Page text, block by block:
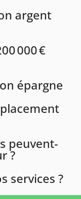
argent
000 €
épargne
peuvent-
?
services ?